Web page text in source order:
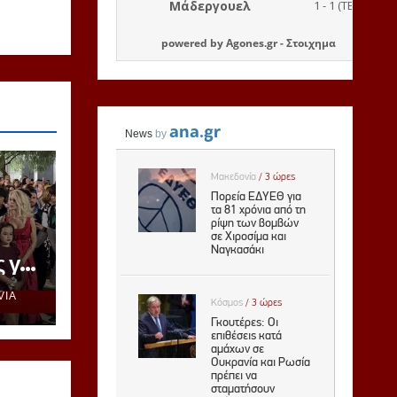
powered byAgones.gr-Στοιχημα